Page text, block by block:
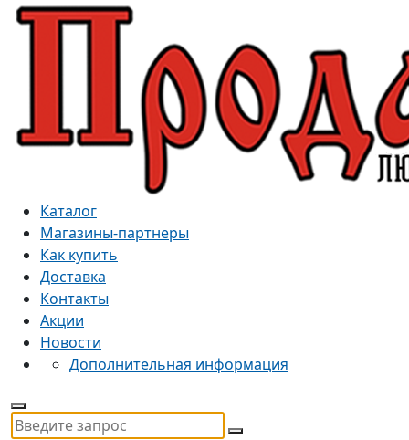
Каталог
Магазины-партнеры
Как купить
Доставка
Контакты
Акции
Новости
Дополнительная информация